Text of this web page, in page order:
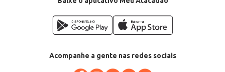
Acompanhe a gente nas redes sociais